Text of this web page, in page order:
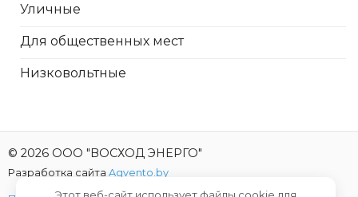
Уличные
Для общественных мест
Низковольтные
© 2026 ООО "ВОСХОД ЭНЕРГО"
Разработка сайта Agvento.by